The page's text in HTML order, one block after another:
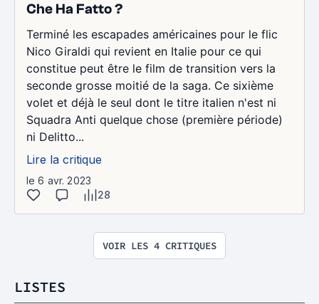
Che Ha Fatto ?
Terminé les escapades américaines pour le flic
Nico Giraldi qui revient en Italie pour ce qui
constitue peut être le film de transition vers la
seconde grosse moitié de la saga. Ce sixième
volet et déjà le seul dont le titre italien n'est ni
Squadra Anti quelque chose (première période)
ni Delitto...
Lire la critique
le 6 avr. 2023
28
VOIR LES 4 CRITIQUES
LISTES